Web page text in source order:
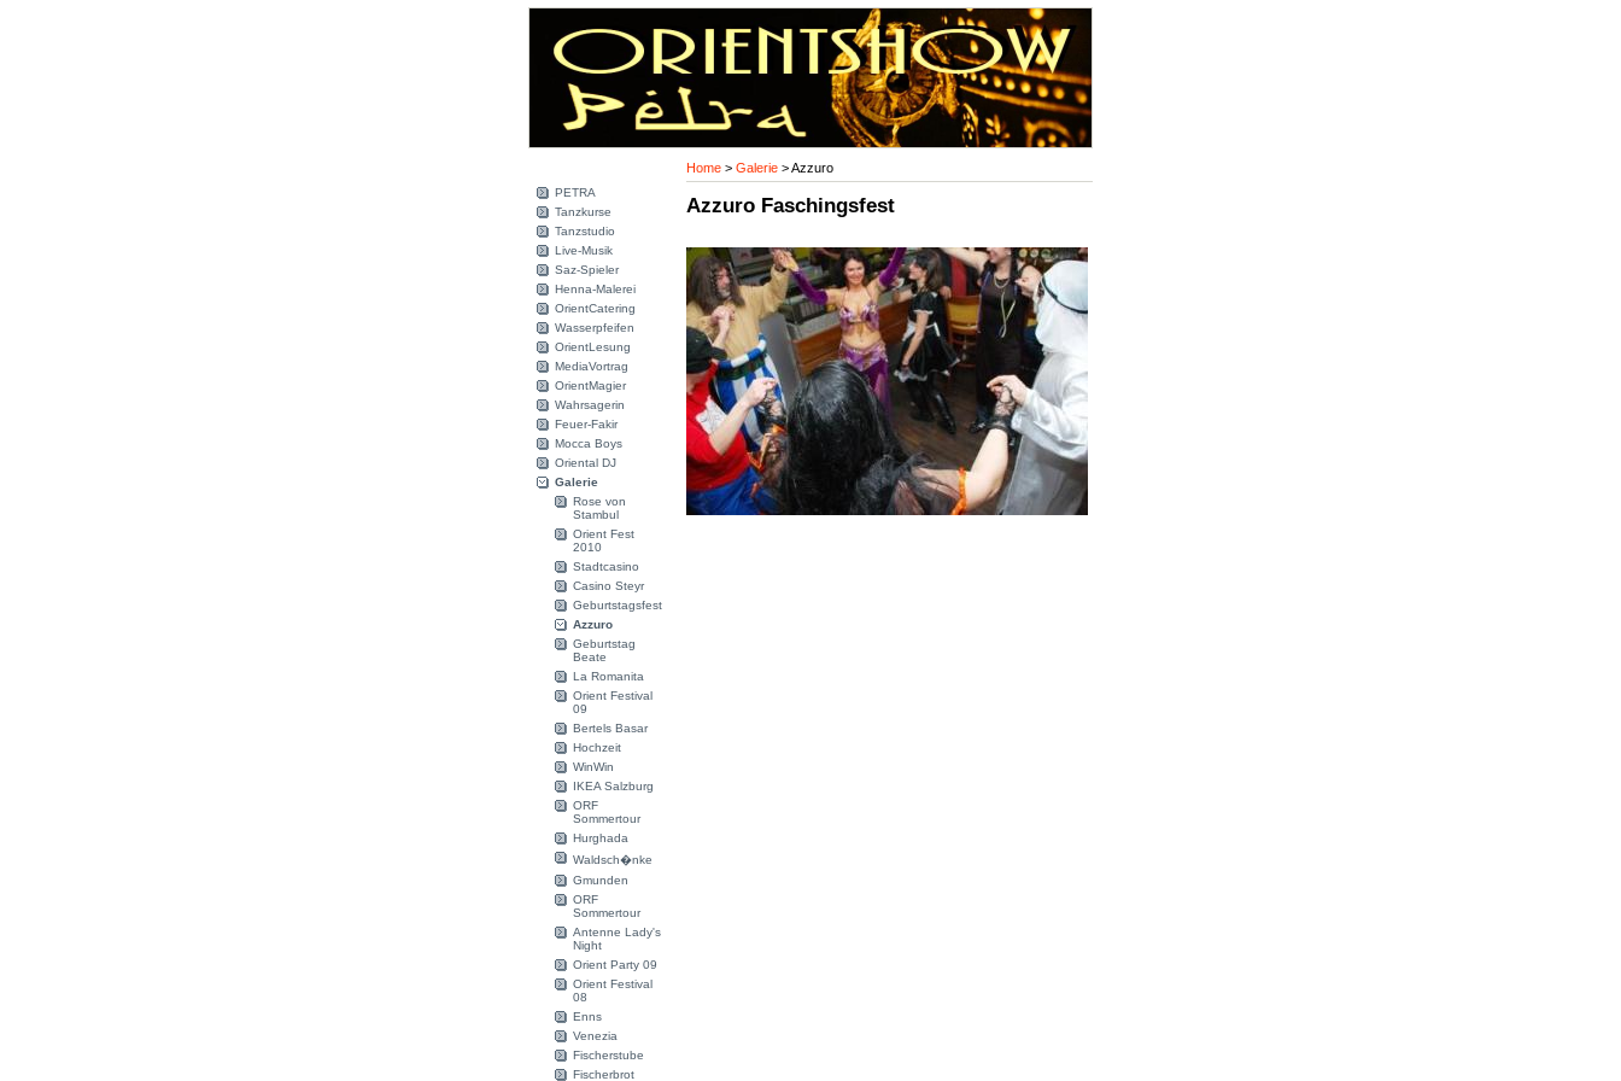
PETRA
Tanzkurse
Tanzstudio
Live-Musik
Saz-Spieler
Henna-Malerei
OrientCatering
Wasserpfeifen
OrientLesung
MediaVortrag
OrientMagier
Wahrsagerin
Feuer-Fakir
Mocca Boys
Oriental DJ
Galerie
Rose von
Stambul
Orient Fest
2010
Stadtcasino
Casino Steyr
Geburtstagsfest
Azzuro
Geburtstag
Beate
La Romanita
Orient Festival
09
Bertels Basar
Hochzeit
WinWin
IKEA Salzburg
ORF
Sommertour
Hurghada
Waldsch�nke
Gmunden
ORF
Sommertour
Antenne Lady's
Night
Orient Party 09
Orient Festival
08
Enns
Venezia
Fischerstube
Fischerbrot
Home > Galerie >Azzuro
Azzuro Faschingsfest